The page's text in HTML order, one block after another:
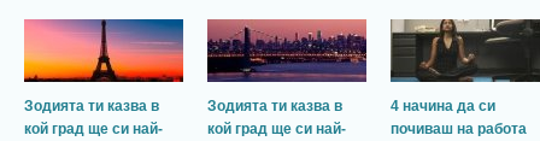
Зодията ти казва в
кой град ще си най-
Зодията ти казва в
кой град ще си най-
4 начина да си
почиваш на работа